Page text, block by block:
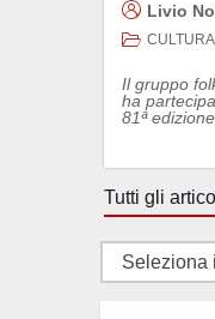
Livio
Il gruppo
ha
81ª edizione
Tutti gli
Tutti